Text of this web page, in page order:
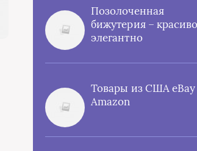
Позолоченная
бижутерия –
элегантно
Товары из США
Amazon